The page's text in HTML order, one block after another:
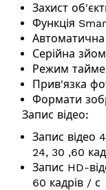
Захист
Функція
Автоматична
Серійна
Режим
Прив'язка
Формати
Запис відео:
Запис відео
24, 30 ,60
Запис HD-
60 кадрів / с